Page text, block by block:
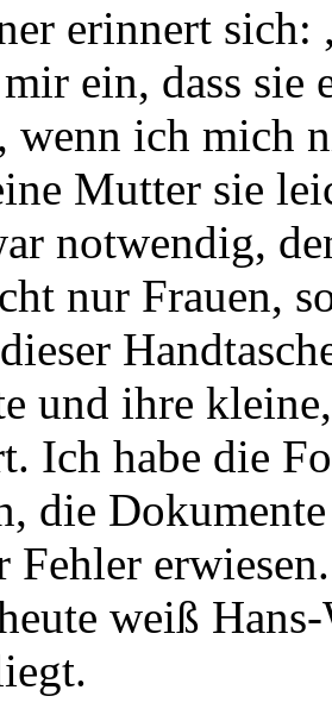
erinnert
ein, dass sie
wenn ich mich
Mutter sie
notwendig,
nur Frauen,
und ihre
Ich habe die
die
Fehler
weiß